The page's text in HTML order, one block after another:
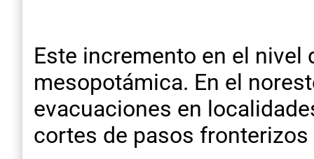
Este incremento en el
mesopotámica. En el
evacuaciones en
cortes de pasos